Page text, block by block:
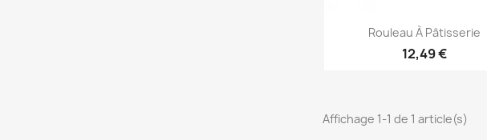
Aperçu rapide
Rouleau À Pâtisserie
12,49 €
Affichage 1-1 de 1 article(s)